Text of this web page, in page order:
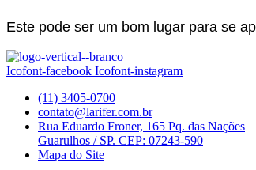
Este pode ser um bom lugar para se
Icofont-facebook Icofont-instagram
(11) 3405-0700
contato@larifer.com.br
Rua Eduardo Froner, 165 Pq. das Nações
Guarulhos / SP. CEP: 07243-590
Mapa do Site